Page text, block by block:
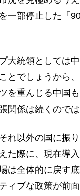
一部停止した「
プ大統領としては
とでしょうから
を重んじる中国
関係は続くのでは
れ以外の国に振
た際に、現在導
は全体的に戻す
ィブな政策が前